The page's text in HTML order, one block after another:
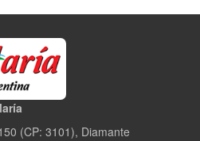
(CP: 3101), Diamante